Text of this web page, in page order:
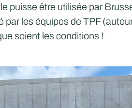
puisse être utilisée par
par les équipes de TPF
soient les conditions !